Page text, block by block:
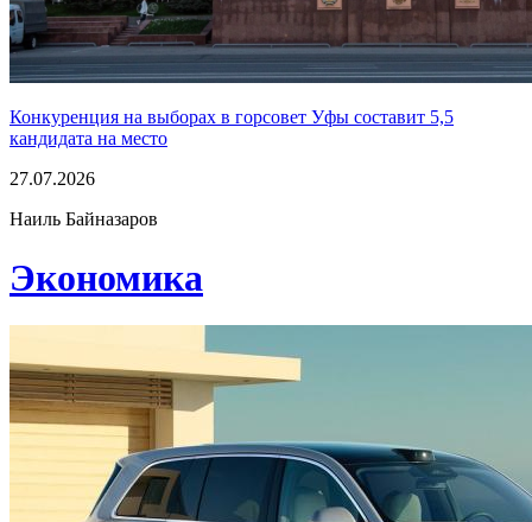
Конкуренция на выборах в горсовет Уфы составит 5,5
кандидата на место
27.07.2026
Наиль Байназаров
Экономика